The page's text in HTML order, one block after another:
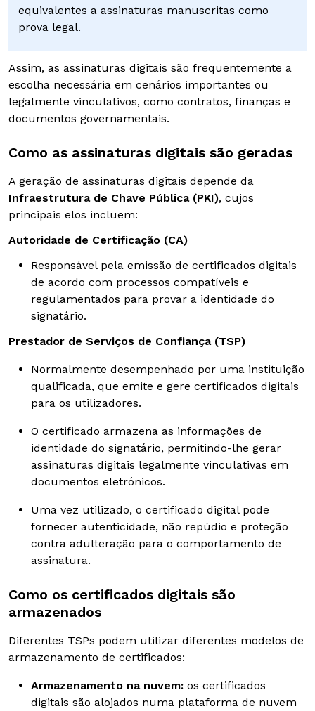
equivalentes a assinaturas manuscritas como
prova legal.
Assim, as assinaturas digitais são frequentemente a
escolha necessária em cenários importantes ou
legalmente vinculativos, como contratos, finanças e
documentos governamentais.
Como as assinaturas digitais são geradas
A geração de assinaturas digitais depende da
Infraestrutura de Chave Pública (PKI), cujos
principais elos incluem:
Autoridade de Certificação (CA)
Responsável pela emissão de certificados digitais
de acordo com processos compatíveis e
regulamentados para provar a identidade do
signatário.
Prestador de Serviços de Confiança (TSP)
Normalmente desempenhado por uma instituição
qualificada, que emite e gere certificados digitais
para os utilizadores.
O certificado armazena as informações de
identidade do signatário, permitindo-lhe gerar
assinaturas digitais legalmente vinculativas em
documentos eletrónicos.
Uma vez utilizado, o certificado digital pode
fornecer autenticidade, não repúdio e proteção
contra adulteração para o comportamento de
assinatura.
Como os certificados digitais são
armazenados
Diferentes TSPs podem utilizar diferentes modelos de
armazenamento de certificados:
Armazenamento na nuvem: os certificados
digitais são alojados numa plataforma de nuvem